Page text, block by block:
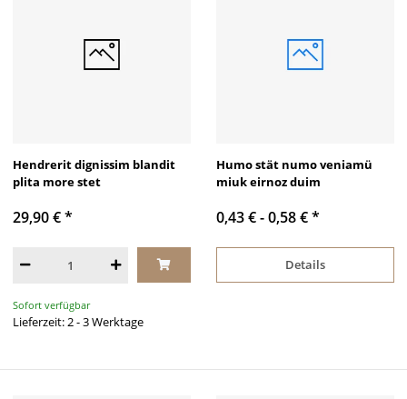
Hendrerit dignissim blandit
plita more stet
29,90 €*
Sofort verfügbar
Lieferzeit: 2 - 3 Werktage
Humo stät numo veniamü
miuk eirnoz duim
0,43 € -0,58 €*
Details